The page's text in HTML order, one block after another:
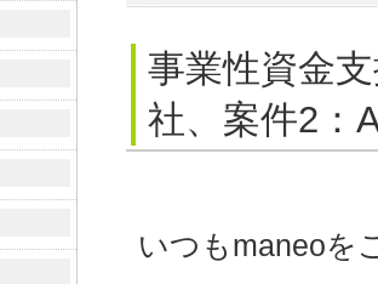
事業性資金
社、案件2：
いつもmaneoを